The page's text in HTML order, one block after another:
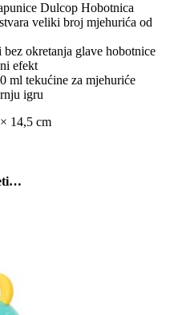
Dulcop Hobotnica
veliki broj mjehurića od
okretanja glave hobotnice
efekt
ml tekućine za mjehuriće
igru
14,5 cm